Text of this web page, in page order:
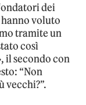
dei
hanno voluto
tramite un
così
il secondo con
“Non
vecchi?”.